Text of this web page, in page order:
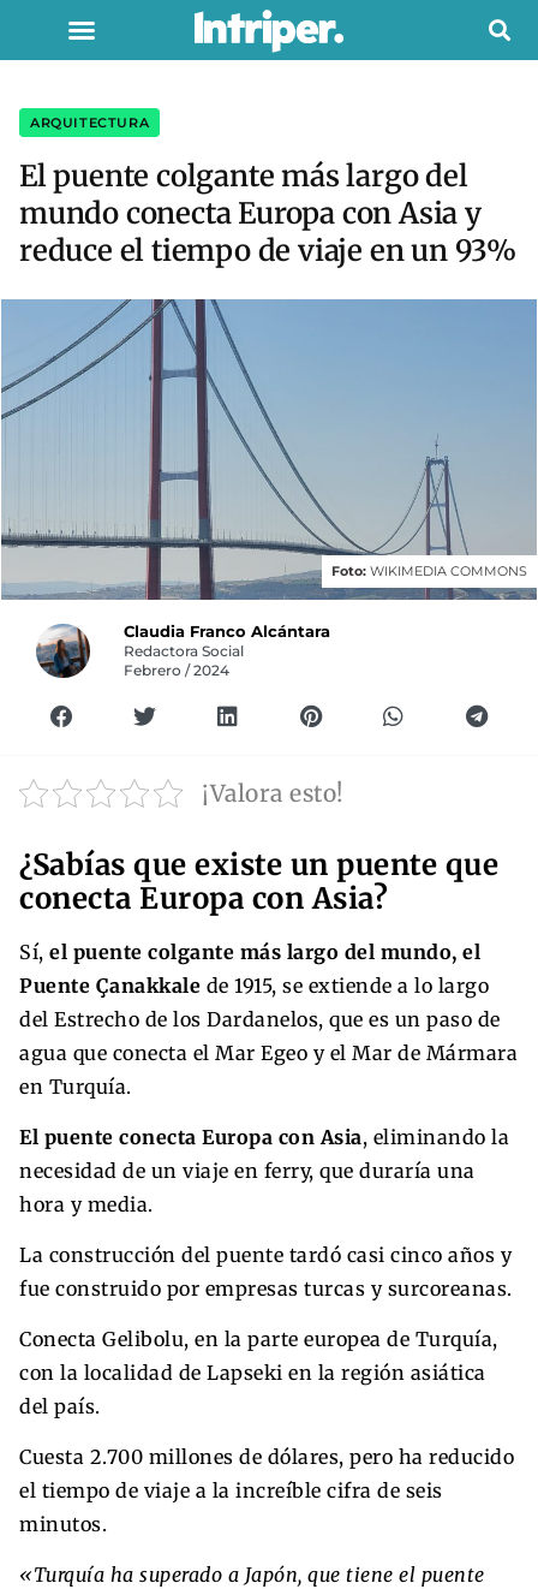
ARQUITECTURA
El puente colgante más largo del
mundo conecta Europa con Asia y
reduce el tiempo de viaje en un 93%
Foto: WIKIMEDIA COMMONS
Claudia Franco Alcántara
Redactora Social
Febrero / 2024
¡Valora esto!
¿Sabías que existe un puente que
conecta Europa con Asia?
Sí, el puente colgante más largo del mundo, el
Puente Çanakkale de 1915, se extiende a lo largo
del Estrecho de los Dardanelos, que es un paso de
agua que conecta el Mar Egeo y el Mar de Mármara
en Turquía.
El puente conecta Europa con Asia, eliminando la
necesidad de un viaje en ferry, que duraría una
hora y media.
La construcción del puente tardó casi cinco años y
fue construido por empresas turcas y surcoreanas.
Conecta Gelibolu, en la parte europea de Turquía,
con la localidad de Lapseki en la región asiática
del país.
Cuesta 2.700 millones de dólares, pero ha reducido
el tiempo de viaje a la increíble cifra de seis
minutos.
«Turquía ha superado a Japón, que tiene el puente